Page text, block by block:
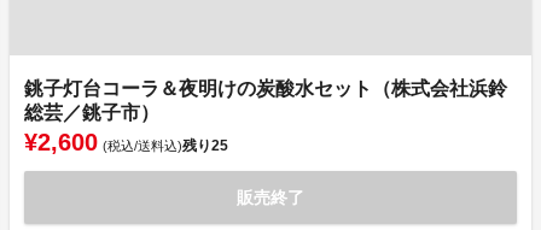
銚子灯台コーラ＆夜明けの炭酸水セット（株式会社浜鈴
総芸／銚子市）
¥2,600 (税込/送料込)残り25
販売終了